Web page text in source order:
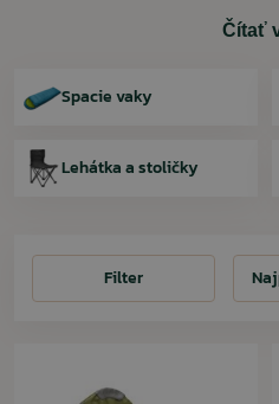
Čítať
Spacie vaky
Lehátka a stoličky
FilterFilter